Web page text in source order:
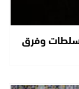
وفرق